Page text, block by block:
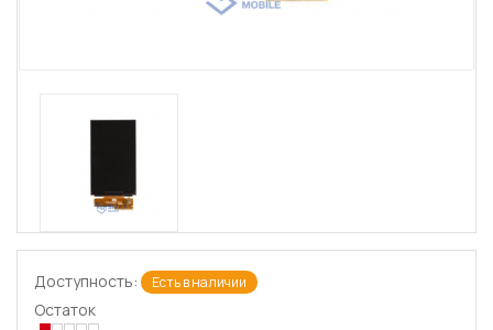
Доступность: Есть в наличии
Остаток